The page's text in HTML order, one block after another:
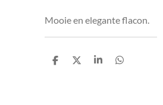
Mooie en elegante flacon.
D
D
S
D